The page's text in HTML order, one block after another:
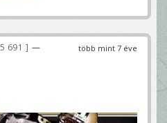
több mint 7 éve
5 691
—